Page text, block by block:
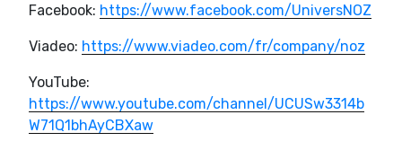
Facebook: https://www.facebook.com/UniversNOZ
Viadeo: https://www.viadeo.com/fr/company/noz
YouTube:
https://www.youtube.com/channel/UCUSw3314b
W71Q1bhAyCBXaw